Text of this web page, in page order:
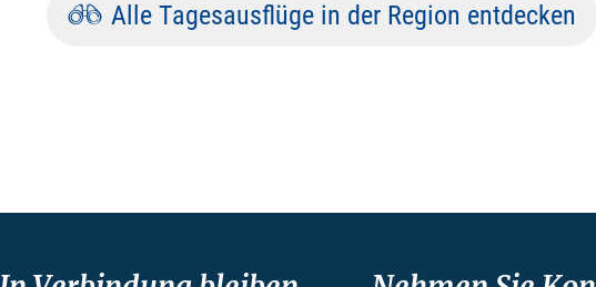
Alle Tagesausflüge in der Region entdecken